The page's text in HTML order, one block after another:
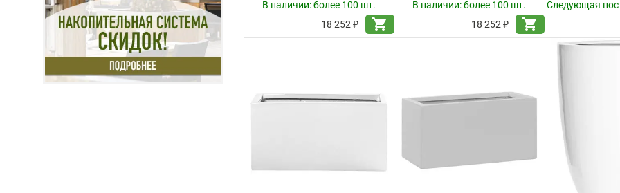
В наличии:более 100 шт.
18 252 ₽
shopping_cart
В наличии:более 100 шт.
18 252 ₽
shopping_cart
Следующая